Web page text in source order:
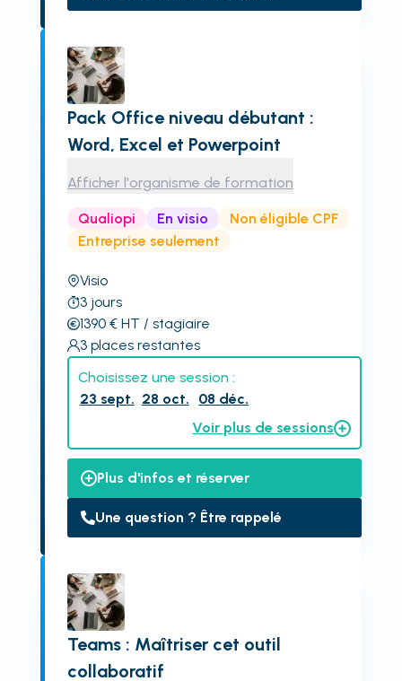
Pack Office niveau débutant :
Word, Excel et Powerpoint
Afficher l'organisme de formation
Qualiopi En visio
Non éligible CPF
Entreprise seulement
Visio
3 jours
1390€ HT / stagiaire
3 places restantes
Choisissez une session :
23 sept. 28 oct.
08 déc.
Voir plus de sessions
Plus d'infos et réserver
Une question ? Être rappelé
Teams : Maîtriser cet outil
collaboratif